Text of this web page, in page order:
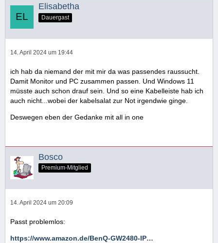
Elisabetha
Dauergast
14. April 2024 um 19:44
ich hab da niemand der mit mir da was passendes raussucht.
Damit Monitor und PC zusammen passen. Und Windows 11
müsste auch schon drauf sein. Und so eine Kabelleiste hab ich
auch nicht...wobei der kabelsalat zur Not irgendwie ginge.
Deswegen eben der Gedanke mit all in one
Bosco
Premium-Mitglied
14. April 2024 um 20:09
Passt problemlos:
https://www.amazon.de/BenQ-GW2480-IP…